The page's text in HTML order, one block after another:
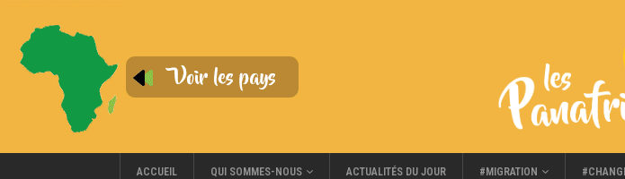
ACCUEIL QUI SOMMES-NOUS ACTUALITÉS DU JOUR #MIGRATION